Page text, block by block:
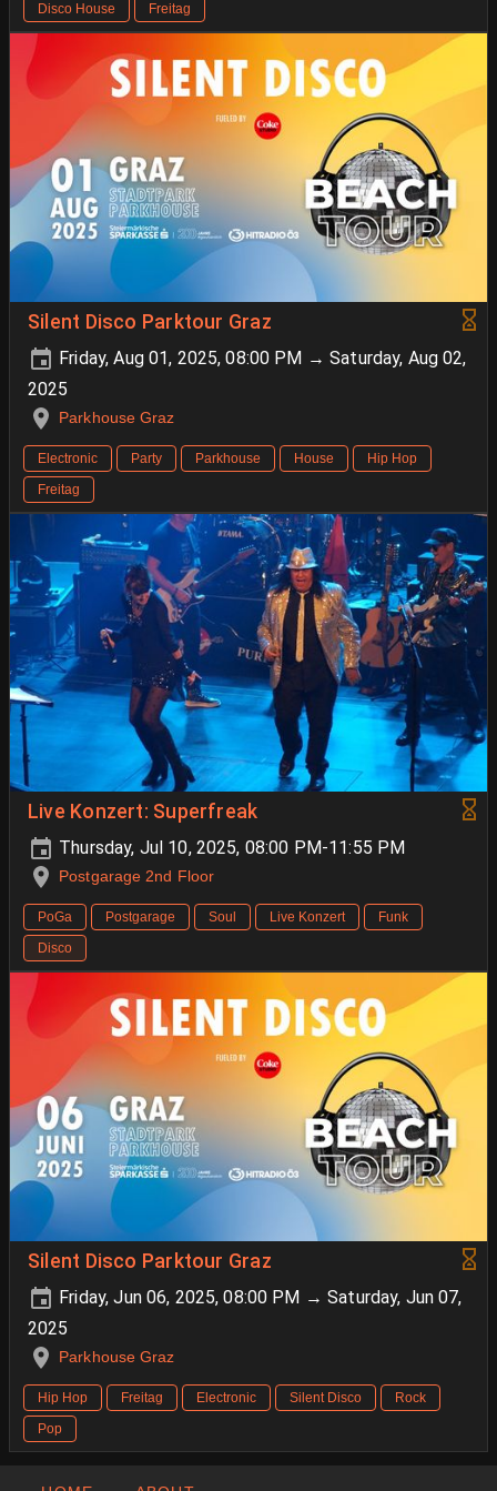
Disco House
Freitag
Silent Disco Parktour Graz
Friday, Aug 01, 2025, 08:00 PM → Saturday, Aug 02,
2025
Parkhouse Graz
Electronic Party Parkhouse House
Hip Hop
Freitag
Live Konzert: Superfreak
Thursday, Jul 10, 2025, 08:00 PM-11:55 PM
Postgarage 2nd Floor
PoGa Postgarage Soul Live Konzert
Funk
Disco
Silent Disco Parktour Graz
Friday, Jun 06, 2025, 08:00 PM → Saturday, Jun 07,
2025
Parkhouse Graz
Hip Hop Freitag Electronic Silent Disco
Rock
Pop